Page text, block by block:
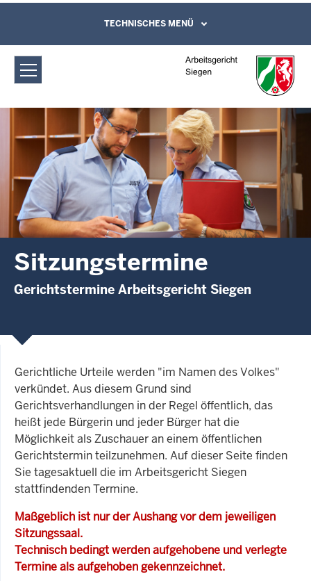
Arbeitsgericht Siegen: Sitzungstermine
Direkt zum Inhalt
Leichte Sprache, Gebärdensprachenvideo
und Kontaktformular
TECHNISCHES MENÜ
Sitzungstermine
Gerichtstermine Arbeitsgericht Siegen
Gerichtliche Urteile werden "im Namen des Volkes"
verkündet. Aus diesem Grund sind
Gerichtsverhandlungen in der Regel öffentlich, das
heißt jede Bürgerin und jeder Bürger hat die
Möglichkeit als Zuschauer an einem öffentlichen
Gerichtstermin teilzunehmen. Auf dieser Seite finden
Sie tagesaktuell die im Arbeitsgericht Siegen
stattfindenden Termine.
Maßgeblich ist nur der Aushang vor dem jeweiligen
Sitzungssaal.
Technisch bedingt werden aufgehobene und verlegte
Termine als aufgehoben gekennzeichnet.